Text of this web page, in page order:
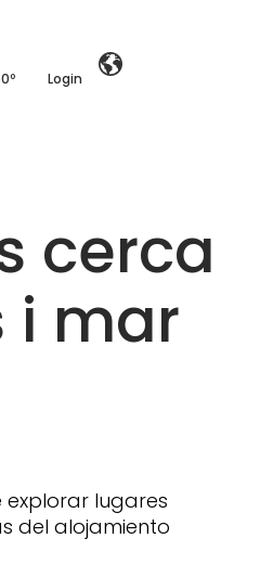
Login
cerca
i mar
lugares
del alojamiento